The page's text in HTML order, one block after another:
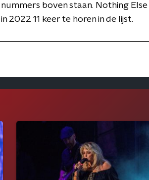
boven staan. Nothing
2022 11 keer te horen in de lijst.